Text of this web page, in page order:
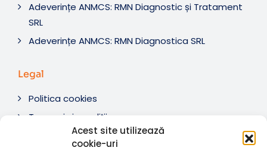
Acest site utilizează
cookie-uri
Adeverințe ANMCS: RMN Diagnostic și Tratament
SRL
Adeverințe ANMCS: RMN Diagnostica SRL
Legal
Politica cookies
Termeni si condiții
Soluționare litigii